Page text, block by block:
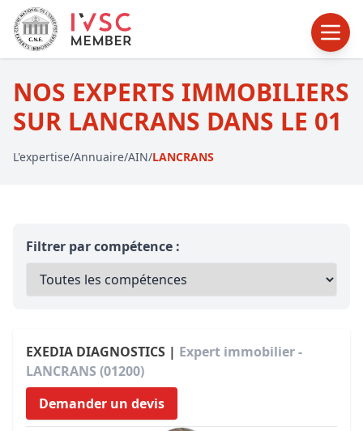
NOS EXPERTS IMMOBILIERS
SUR LANCRANS DANS LE 01
L'expertise/Annuaire/AIN/LANCRANS
Filtrer par compétence :
EXEDIA DIAGNOSTICS | Expert immobilier -
LANCRANS (01200)
Demander un devis